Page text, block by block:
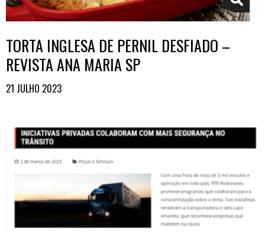
TORTA INGLESA DE PERNIL DESFIADO –
REVISTA ANA MARIA SP
21 JULHO 2023